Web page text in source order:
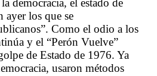
democracia, el estado de
ayer los que se
Como el odio a los
y el “Perón Vuelve”
de Estado de 1976. Ya
usaron métodos